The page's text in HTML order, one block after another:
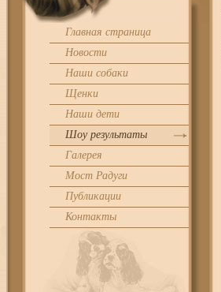
Главная страница
Новости
Наши собаки
Щенки
Наши дети
Шоу результаты
Галерея
Мост Радуги
Публикации
Контакты